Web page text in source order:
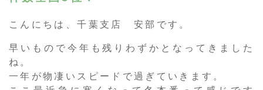
こんにちは、千葉支店 安部です。
早いもので今年も残りわずかとなってきました
ね。
一年が物凄いスピードで過ぎていきます。